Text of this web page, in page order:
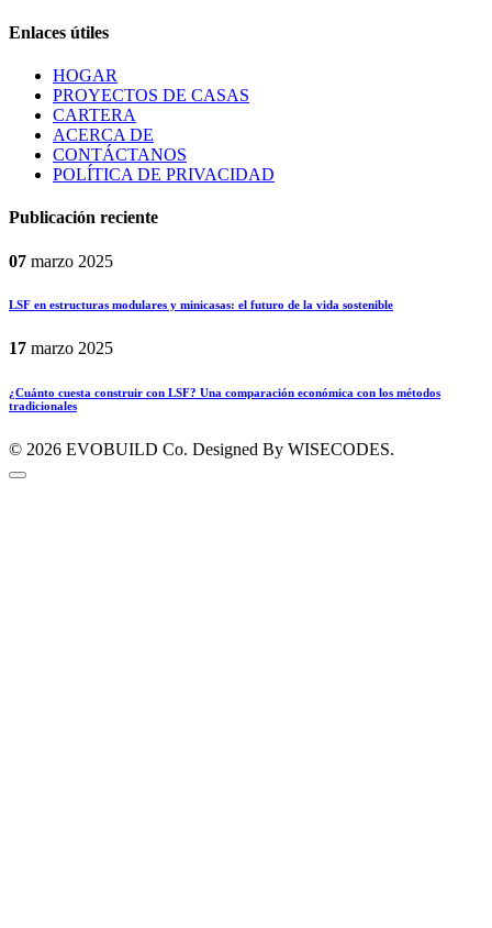
Enlaces útiles
HOGAR
PROYECTOS DE CASAS
CARTERA
ACERCA DE
CONTÁCTANOS
POLÍTICA DE PRIVACIDAD
Publicación reciente
07 marzo 2025
LSF en estructuras modulares y minicasas: el futuro de la vida sostenible
17 marzo 2025
¿Cuánto cuesta construir con LSF? Una comparación económica con los métodos
tradicionales
© 2026 EVOBUILD Co. Designed By WISECODES.